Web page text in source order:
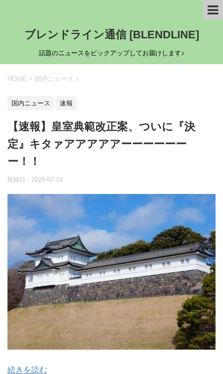
ブレンドライン通信 [BLENDLINE]
話題のニュースをピックアップしてお届けします♪
HOME > 国内ニュース >
国内ニュース 速報
【速報】皇室典範改正案、ついに『決
定』キタァアアアアアーーーーーー
ー！！
投稿日： 2026-07-01
続きを読む